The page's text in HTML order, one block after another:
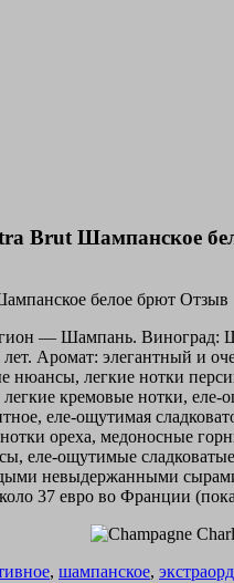
Brut Шампанское
— Шампань. Виноград:
Аромат: элегантный и
нюансы, легкие нотки
легкие кремовые нотки,
еле-ощутимая
ореха, медоносные
еле-ощутимые
невыдержанными
37 евро во Франции
, шампанское,